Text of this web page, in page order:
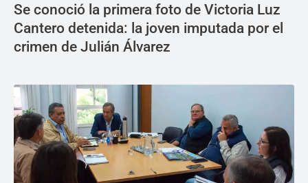
Se conoció la primera foto de Victoria Luz
Cantero detenida: la joven imputada por el
crimen de Julián Álvarez